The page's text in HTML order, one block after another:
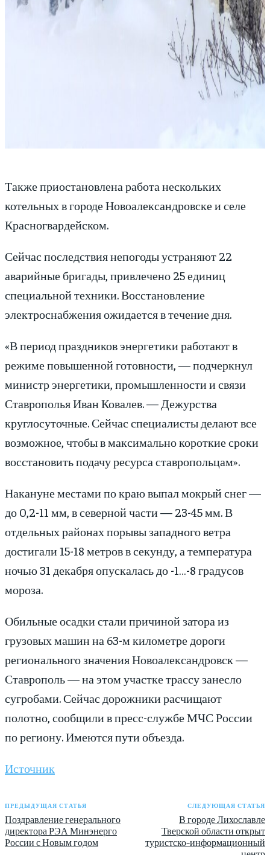
Также приостановлена работа нескольких
котельных в городе Новоалександровске и селе
Красногвардейском.
Сейчас последствия непогоды устраняют 22
аварийные бригады, привлечено 25 единиц
специальной техники. Восстановление
электроснабжения ожидается в течение дня.
«В период праздников энергетики работают в
режиме повышенной готовности, — подчеркнул
министр энергетики, промышленности и связи
Ставрополья Иван Ковалев. — Дежурства
круглосуточные. Сейчас специалисты делают все
возможное, чтобы в максимально короткие сроки
восстановить подачу ресурса ставропольцам».
Накануне местами по краю выпал мокрый снег —
до 0,2-11 мм, в северной части — 23-45 мм. В
отдельных районах порывы западного ветра
достигали 15-18 метров в секунду, а температура
ночью 31 декабря опускалась до -1…-8 градусов
мороза.
Обильные осадки стали причиной затора из
грузовых машин на 63-м километре дороги
регионального значения Новоалександровск —
Ставрополь — на этом участке трассу занесло
сугробами. Сейчас дорожники расчищают
полотно, сообщили в пресс-службе МЧС России
по региону. Имеются пути объезда.
Источник
ПРЕДЫДУЩАЯ СТАТЬЯ
Поздравление генерального
директора РЭА Минэнерго
России с Новым годом
СЛЕДУЮЩАЯ СТАТЬЯ
В городе Лихославле
Тверской области открыт
туристско-информационный